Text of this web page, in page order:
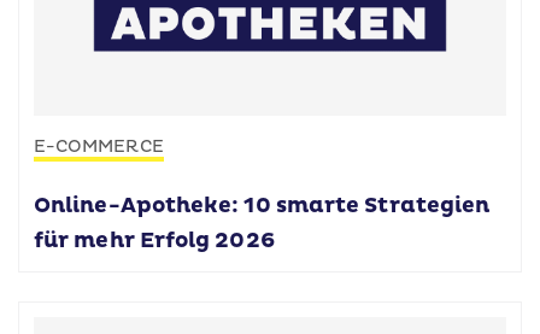
E-COMMERCE
Online-Apotheke: 10 smarte Strategien
für mehr Erfolg 2026